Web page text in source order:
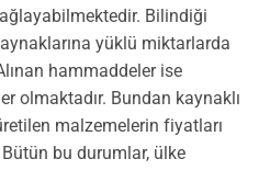
Bilindiği
yüklü miktarlarda
hammaddeler ise
olmaktadır. Bundan kaynaklı
malzemelerin fiyatları
bu durumlar, ülke